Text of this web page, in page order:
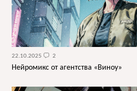
22.10.2025 2
Нейромикс от агентства «Виноу»